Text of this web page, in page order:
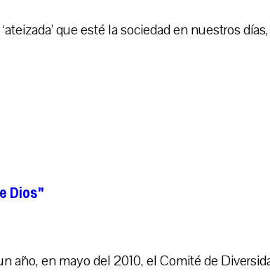
que esté la sociedad en nuestros
Dios"
año, en mayo del 2010, el Comité de